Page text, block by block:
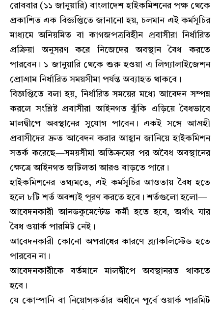
রোববার (১১ জানুয়ারি) বাংলাদেশ হাইকমিশনের পক্ষ থেকে
প্রকাশিত এক বিজ্ঞপ্তিতে জানানো হয়, চলমান এই কর্মসূচির
মাধ্যমে অনিয়মিত বা কাগজপত্রবিহীন প্রবাসীরা নির্ধারিত
প্রক্রিয়া অনুসরণ করে নিজেদের অবস্থান বৈধ করতে
পারবেন। ১ জানুয়ারি থেকে শুরু হওয়া এ লিগ্যালাইজেশন
প্রোগ্রাম নির্ধারিত সময়সীমা পর্যন্ত অব্যাহত থাকবে।
বিজ্ঞপ্তিতে বলা হয়, নির্ধারিত সময়ের মধ্যে আবেদন সম্পন্ন
করলে সংশ্লিষ্ট প্রবাসীরা আইনগত ঝুঁকি এড়িয়ে বৈধভাবে
মালদ্বীপে অবস্থানের সুযোগ পাবেন। একই সঙ্গে আগ্রহী
প্রবাসীদের দ্রুত আবেদন করার আহ্বান জানিয়ে হাইকমিশন
সতর্ক করেছে—সময়সীমা অতিক্রমের পর অবৈধ অবস্থানের
ক্ষেত্রে আইনগত জটিলতা আরও বাড়তে পারে।
হাইকমিশনের তথ্যমতে, এই কর্মসূচির আওতায় বৈধ হতে
হলে ৮টি শর্ত অবশ্যই পূরণ করতে হবে। শর্তগুলো হলো—
আবেদনকারী আনডকুমেন্টেড কর্মী হতে হবে, অর্থাৎ যার
বৈধ ওয়ার্ক পারমিট নেই।
আবেদনকারী কোনো অপরাধের কারণে ব্ল্যাকলিস্টেড হতে
পারবেন না।
আবেদনকারীকে বর্তমানে মালদ্বীপে অবস্থানরত থাকতে
হবে।
যে কোম্পানি বা নিয়োগকর্তার অধীনে পূর্বে ওয়ার্ক পারমিট